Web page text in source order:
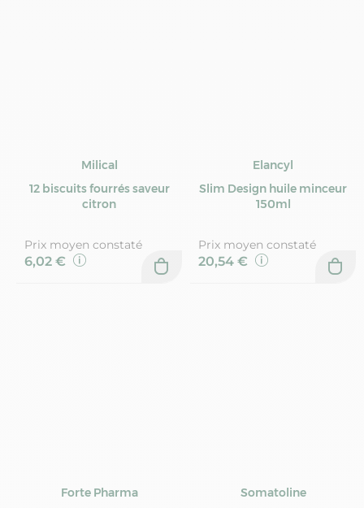
Milical
12 biscuits fourrés saveur
citron
Prix moyen constaté
6,02 €
Elancyl
Slim Design huile minceur
150ml
Prix moyen constaté
20,54 €
Forte Pharma
Somatoline